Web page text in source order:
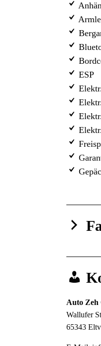
ESP
Auto Zeh
Wallufer
65343